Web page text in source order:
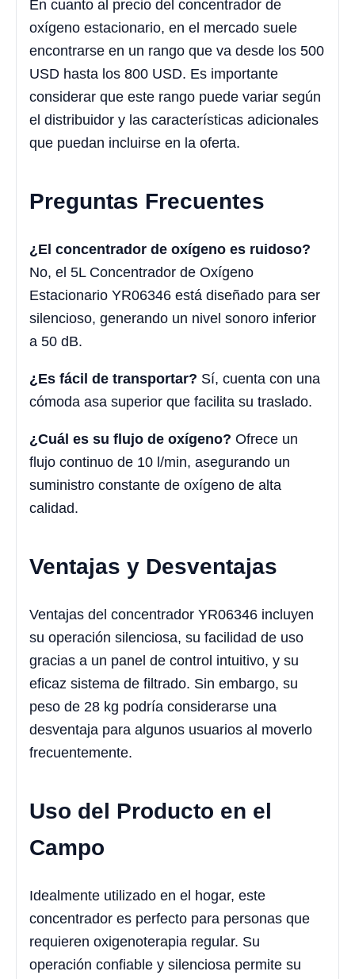
En cuanto al precio del concentrador de
oxígeno estacionario, en el mercado suele
encontrarse en un rango que va desde los 500
USD hasta los 800 USD. Es importante
considerar que este rango puede variar según
el distribuidor y las características adicionales
que puedan incluirse en la oferta.
Preguntas Frecuentes
¿El concentrador de oxígeno es ruidoso?
No, el 5L Concentrador de Oxígeno
Estacionario YR06346 está diseñado para ser
silencioso, generando un nivel sonoro inferior
a 50 dB.
¿Es fácil de transportar? Sí, cuenta con una
cómoda asa superior que facilita su traslado.
¿Cuál es su flujo de oxígeno? Ofrece un
flujo continuo de 10 l/min, asegurando un
suministro constante de oxígeno de alta
calidad.
Ventajas y Desventajas
Ventajas del concentrador YR06346 incluyen
su operación silenciosa, su facilidad de uso
gracias a un panel de control intuitivo, y su
eficaz sistema de filtrado. Sin embargo, su
peso de 28 kg podría considerarse una
desventaja para algunos usuarios al moverlo
frecuentemente.
Uso del Producto en el
Campo
Idealmente utilizado en el hogar, este
concentrador es perfecto para personas que
requieren oxigenoterapia regular. Su
operación confiable y silenciosa permite su